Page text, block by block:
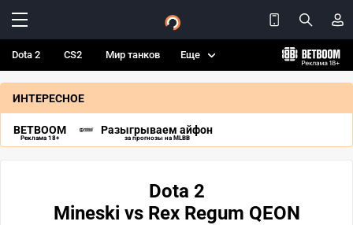
Dota 2 CS2 Мир танков Еще
ИНТЕРЕСНОЕ
BETBOOM
Реклама 18+
Разыгрываем айфон
за прогнозы на MLBB
Dota 2
Mineski vs Rex Regum QEON